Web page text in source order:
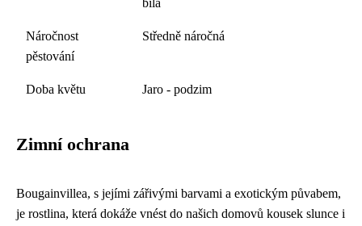
bílá
Náročnost
pěstování
Středně náročná
Doba květu Jaro - podzim
Zimní ochrana
Bougainvillea, s jejími zářivými barvami a exotickým půvabem,
je rostlina, která dokáže vnést do našich domovů kousek slunce i